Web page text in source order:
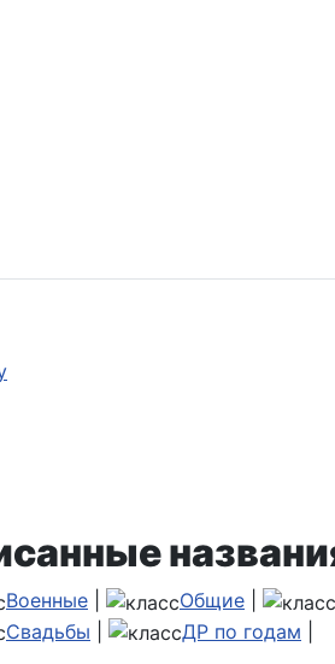
Военные Общие
Свадьбы ДР по годам